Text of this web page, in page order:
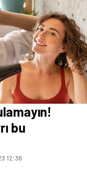
bu
12:36